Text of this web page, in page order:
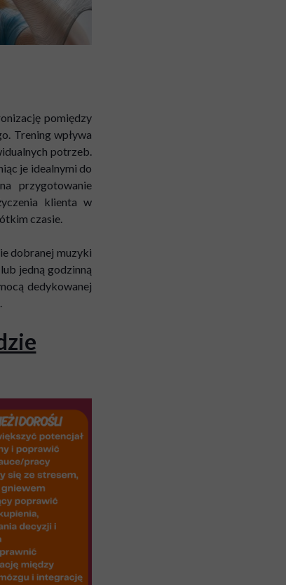
pomiędzy
Trening wpływa
potrzeb.
je idealnymi do
przygotowanie
klienta w
czasie.
dobranej muzyki
jedną godzinną
dedykowanej